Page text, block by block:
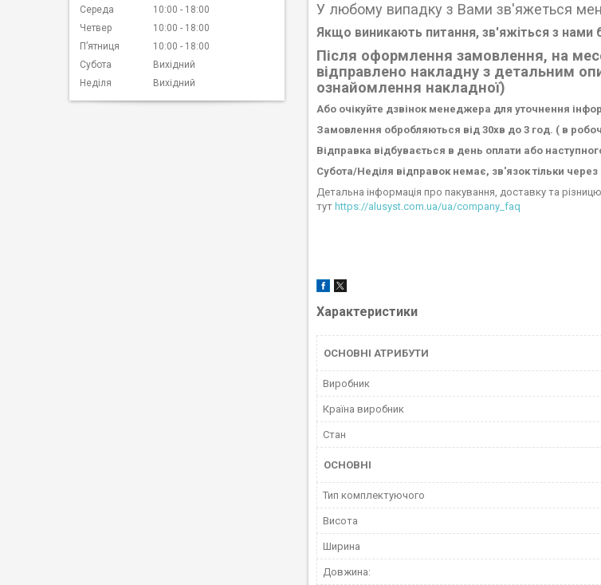
У любому випадку з Вами зв'яжеться
Якщо виникають питання, зв'яжіться з нами
Після оформлення замовлення, на
відправлено накладну з детальним
ознайомлення накладної)
Або очікуйте дзвінок менеджера для уточнення
Замовлення обробляються від 30хв до 3 год. ( в
Відправка відбувається в день оплати або
Субота/Неділя відправок немає, зв'язок тільки
Детальна інформація про пакування, доставку та
тут https://alusyst.com.ua/ua/company_faq
Характеристики
ОСНОВНІ АТРИБУТИ
Виробник
Країна виробник
Стан
ОСНОВНІ
Тип комплектуючого
Висота
Ширина
Довжина:
Середа
10:00
18:00
Четвер
10:00
18:00
Пʼятниця
10:00
18:00
Субота
Вихідний
Неділя
Вихідний